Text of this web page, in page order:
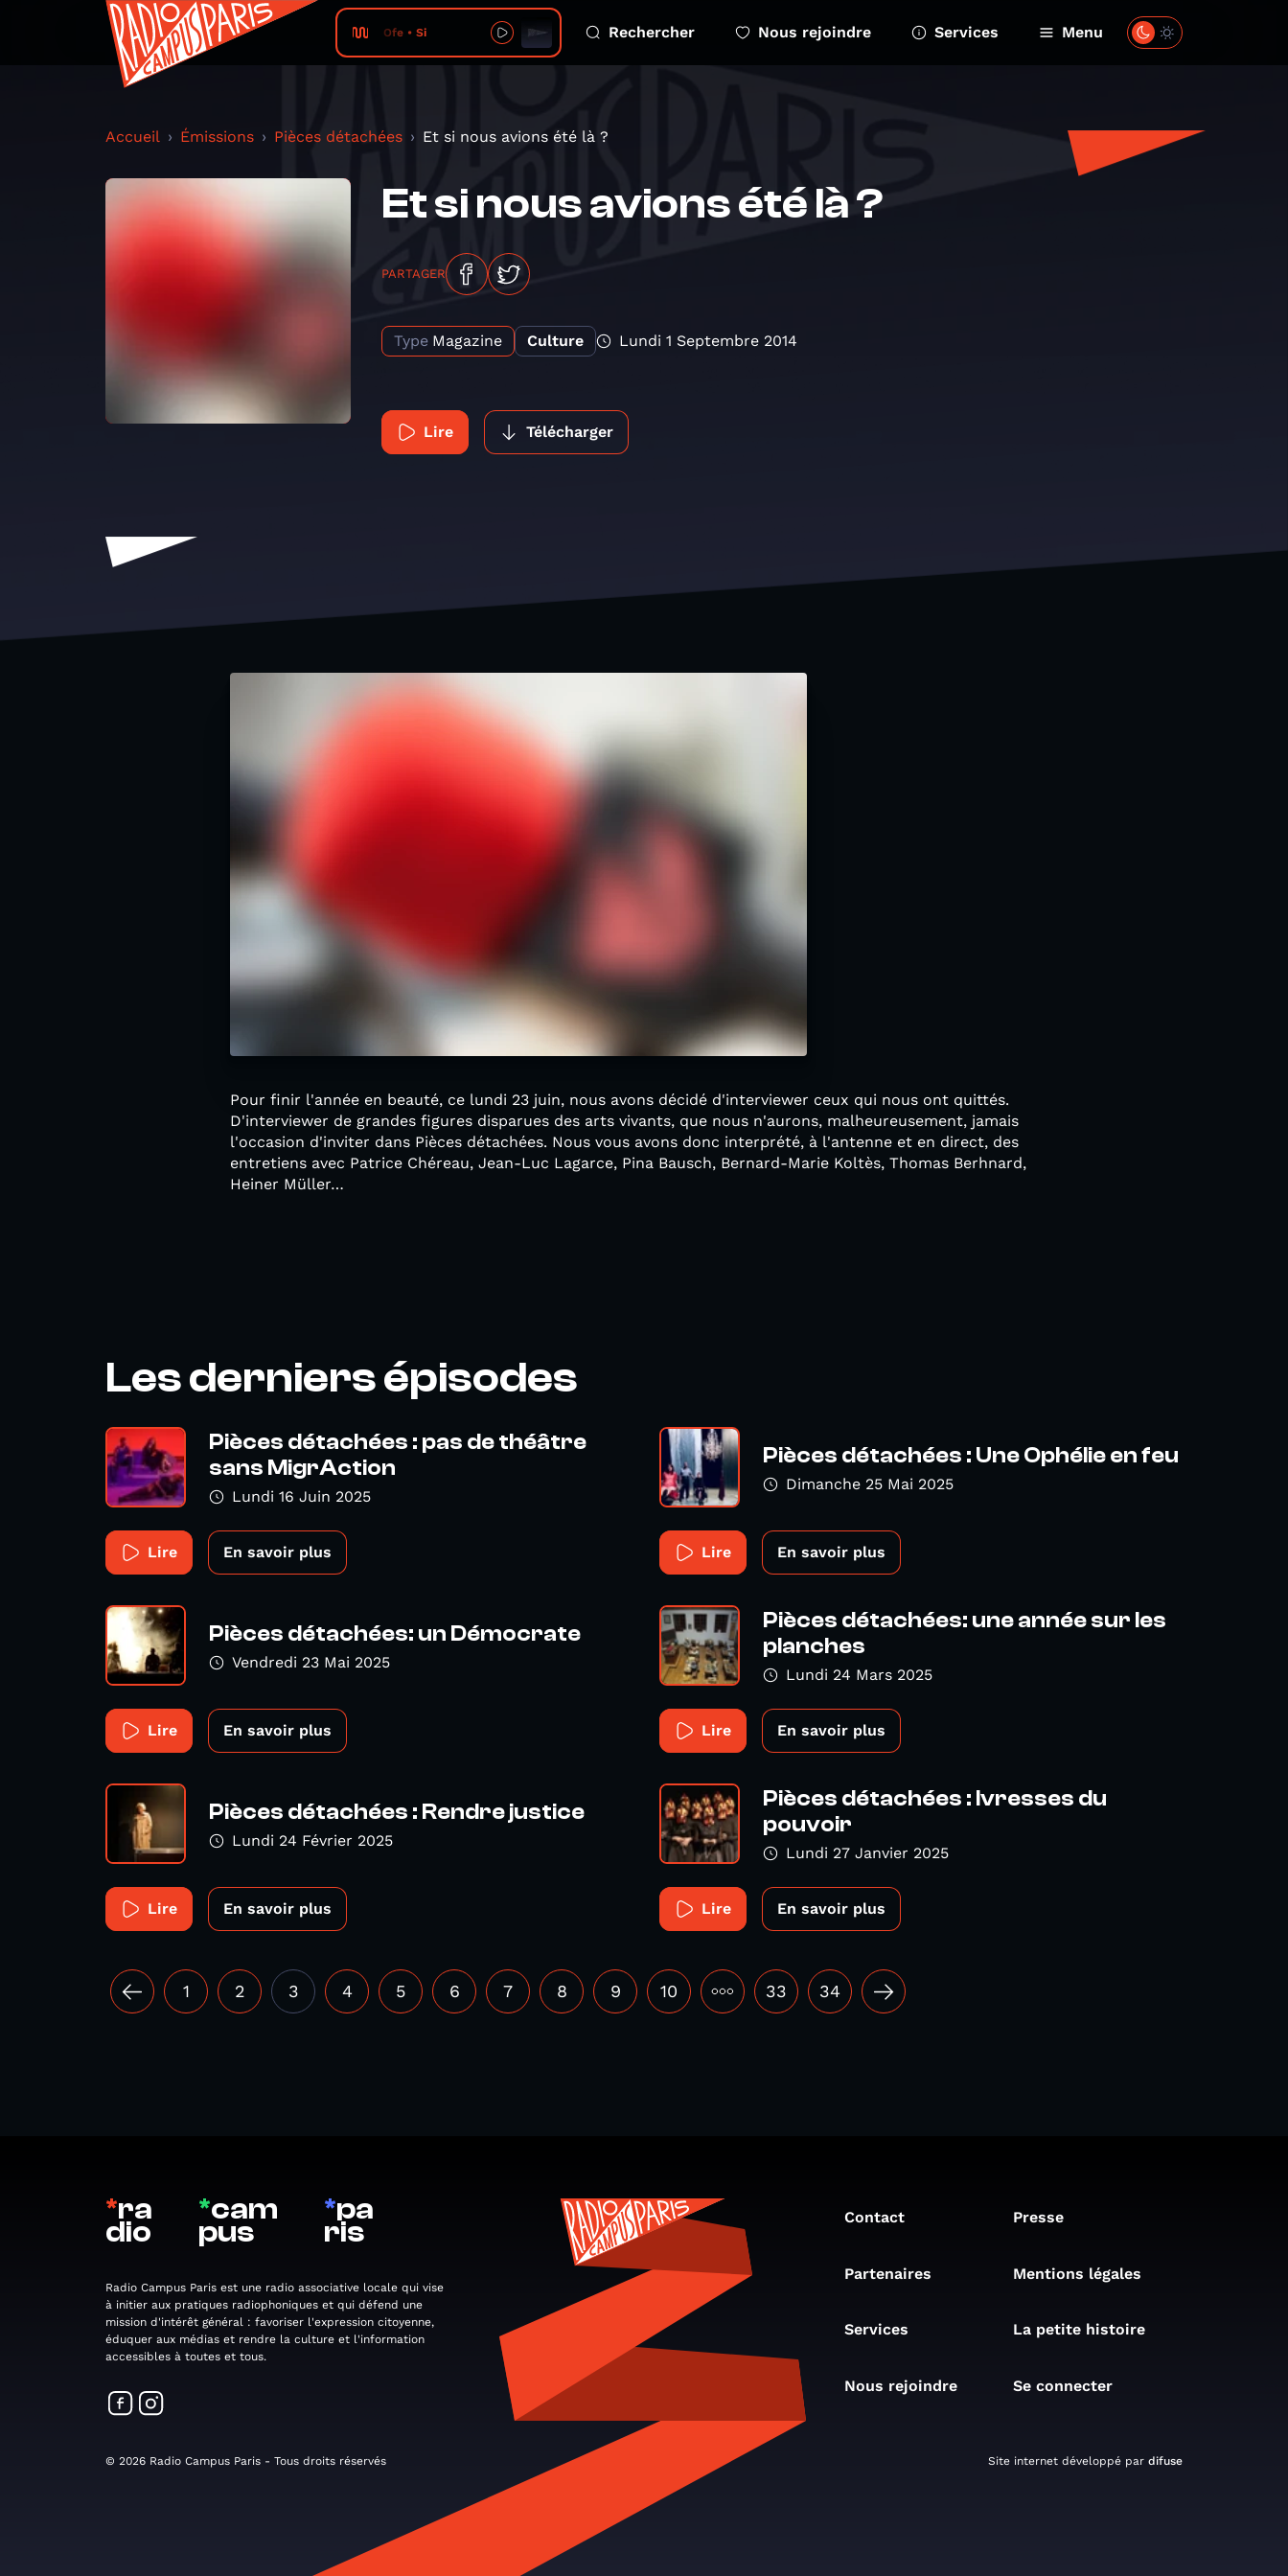
Ofe • Si Rechercher Nous rejoindre Services Menu
Accueil Émissions Pièces détachées Et si nous avions été là ?
Et si nous avions été là ?
PARTAGER
Type Magazine Culture Lundi 1 Septembre 2014
Lire Télécharger
Pour finir l'année en beauté, ce lundi 23 juin, nous avons décidé d'interviewer ceux qui nous ont quittés.
D'interviewer de grandes figures disparues des arts vivants, que nous n'aurons, malheureusement, jamais
l'occasion d'inviter dans Pièces détachées. Nous vous avons donc interprété, à l'antenne et en direct, des
entretiens avec Patrice Chéreau, Jean-Luc Lagarce, Pina Bausch, Bernard-Marie Koltès, Thomas Berhnard,
Heiner Müller…
Les derniers épisodes
Pièces détachées : pas de théâtre
sans MigrAction
Lundi 16 Juin 2025
Lire En savoir plus
Pièces détachées : Une Ophélie en feu
Dimanche 25 Mai 2025
Lire En savoir plus
Pièces détachées: un Démocrate
Vendredi 23 Mai 2025
Lire En savoir plus
Pièces détachées: une année sur les
planches
Lundi 24 Mars 2025
Lire En savoir plus
Pièces détachées : Rendre justice
Lundi 24 Février 2025
Lire En savoir plus
Pièces détachées : Ivresses du
pouvoir
Lundi 27 Janvier 2025
Lire En savoir plus
1 2 3 4 5 6 7 8 9 10 ••• 33 34
*ra
dio
*cam
pus
*pa
ris
Radio Campus Paris est une radio associative locale qui vise
à initier aux pratiques radiophoniques et qui défend une
mission d'intérêt général : favoriser l'expression citoyenne,
éduquer aux médias et rendre la culture et l'information
accessibles à toutes et tous.
Contact Presse
Partenaires Mentions légales
Services La petite histoire
Nous rejoindre Se connecter
© 2026 Radio Campus Paris - Tous droits réservés Site internet développé par difuse